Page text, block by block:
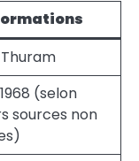
(selon
sources non